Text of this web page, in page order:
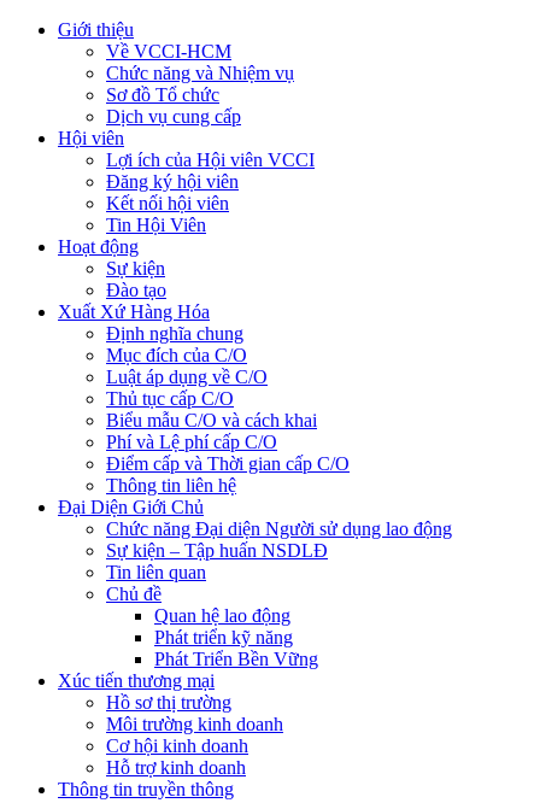
Giới thiệu
Về VCCI-HCM
Chức năng và Nhiệm vụ
Sơ đồ Tổ chức
Dịch vụ cung cấp
Hội viên
Lợi ích của Hội viên VCCI
Đăng ký hội viên
Kết nối hội viên
Tin Hội Viên
Hoạt động
Sự kiện
Đào tạo
Xuất Xứ Hàng Hóa
Định nghĩa chung
Mục đích của C/O
Luật áp dụng về C/O
Thủ tục cấp C/O
Biểu mẫu C/O và cách khai
Phí và Lệ phí cấp C/O
Điểm cấp và Thời gian cấp C/O
Thông tin liên hệ
Đại Diện Giới Chủ
Chức năng Đại diện Người sử dụng lao động
Sự kiện – Tập huấn NSDLĐ
Tin liên quan
Chủ đề
Quan hệ lao động
Phát triển kỹ năng
Phát Triển Bền Vững
Xúc tiến thương mại
Hồ sơ thị trường
Môi trường kinh doanh
Cơ hội kinh doanh
Hỗ trợ kinh doanh
Thông tin truyền thông